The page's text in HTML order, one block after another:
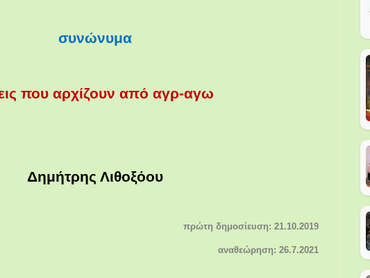
συνώνυμα
που αρχίζουν από αγρ-αγω
Δημήτρης Λιθοξόου
πρώτη δημοσίευση: 21.10.2019
αναθεώρηση: 26.7.2021